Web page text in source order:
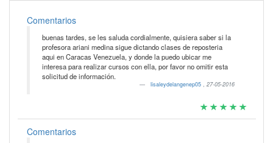
Comentarios
buenas tardes, se les saluda cordialmente, quisiera saber si la
profesora ariani medina sigue dictando clases de reposteria
aqui en Caracas Venezuela, y donde la puedo ubicar me
interesa para realizar cursos con ella, por favor no omitir esta
solicitud de información.
lisaleydelangenep05 , 27-05-2016
Comentarios